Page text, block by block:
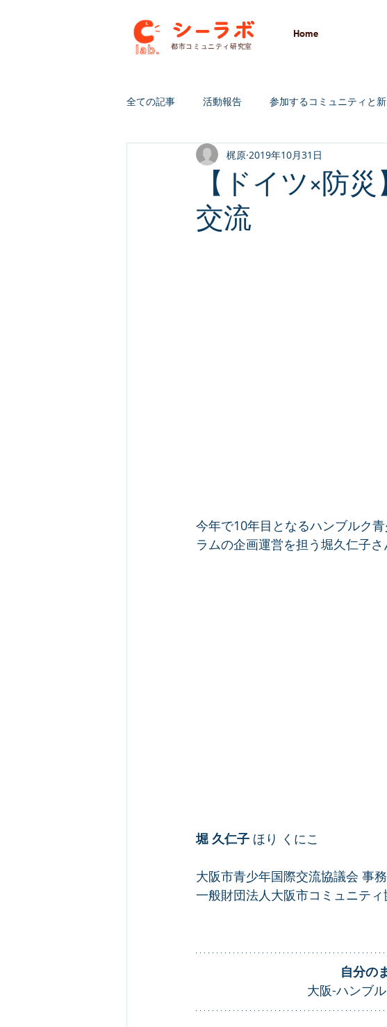
​都市コミュニティ研究室
Home
全ての記事 活動報告 参加するコミュニティと
研究＆開発 クラウドファンディング
【ドイツ×防
交流
梶原 2019年10月31日
今年で10年目となるハンブルク
ラムの企画運営を担う堀久仁子さ
堀 久仁子 ほり くにこ
大阪市青少年国際交流協議会 事
一般財団法人大阪市コミュニテ
自分の
大阪-ハンブ